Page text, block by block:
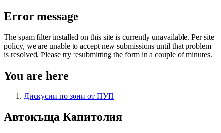
Error message
The spam filter installed on this site is currently unavailable. Per site
policy, we are unable to accept new submissions until that problem
is resolved. Please try resubmitting the form in a couple of minutes.
You are here
Дискусии по зони от ПУП
Автокъща Капитолия